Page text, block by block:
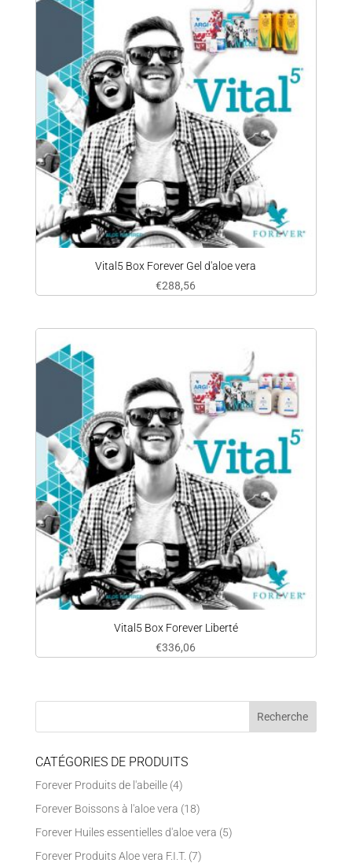
Vital5 Box Forever Gel d'aloe vera
€288,56
Vital5 Box Forever Liberté
€336,06
CATÉGORIES DE PRODUITS
Forever Produits de l'abeille (4)
Forever Boissons à l'aloe vera (18)
Forever Huiles essentielles d'aloe vera (5)
Forever Produits Aloe vera F.I.T. (7)